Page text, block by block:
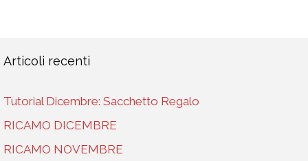
Articoli recenti
Tutorial Dicembre: Sacchetto Regalo
RICAMO DICEMBRE
RICAMO NOVEMBRE